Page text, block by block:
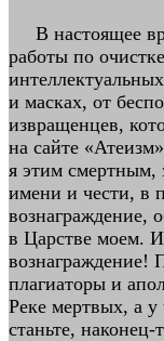
В настоящее
работы по
и масках, от
извращенцев,
на сайте
я этим
имени и чести, в
вознаграждение,
в Царстве моем.
вознаграждение!
плагиаторы и
Реке мертвых, а
станьте,